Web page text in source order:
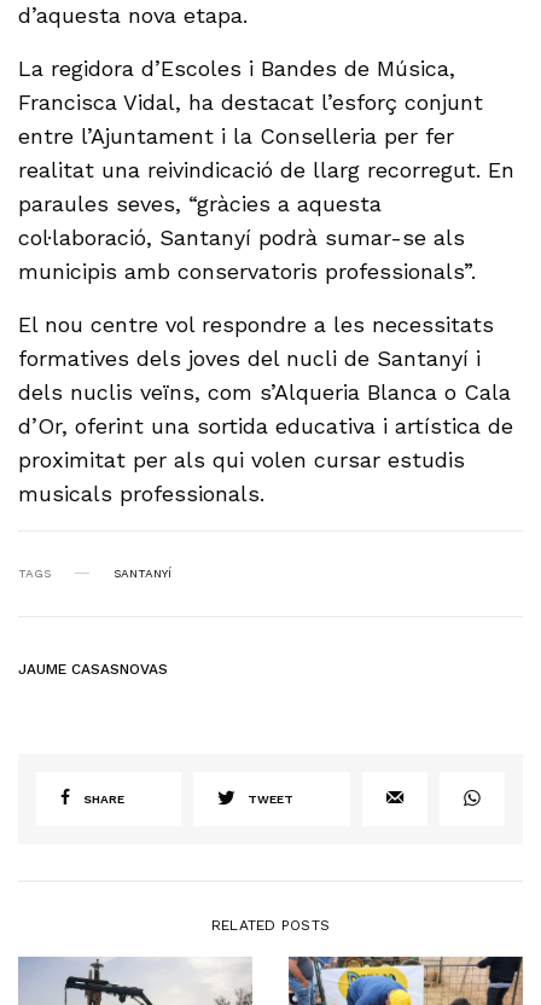
d’aquesta nova etapa.
La regidora d’Escoles i Bandes de Música,
Francisca Vidal, ha destacat l’esforç conjunt
entre l’Ajuntament i la Conselleria per fer
realitat una reivindicació de llarg recorregut. En
paraules seves, “gràcies a aquesta
col·laboració, Santanyí podrà sumar-se als
municipis amb conservatoris professionals”.
El nou centre vol respondre a les necessitats
formatives dels joves del nucli de Santanyí i
dels nuclis veïns, com s’Alqueria Blanca o Cala
d’Or, oferint una sortida educativa i artística de
proximitat per als qui volen cursar estudis
musicals professionals.
TAGS SANTANYÍ
JAUME CASASNOVAS
SHARE TWEET
RELATED POSTS